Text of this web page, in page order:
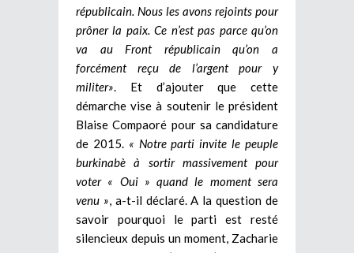
républicain. Nous les avons rejoints pour
prôner la paix. Ce n’est pas parce qu’on
va au Front républicain qu’on a
forcément reçu de l’argent pour y
militer» . Et d’ajouter que cette
démarche vise à soutenir le président
Blaise Compaoré pour sa candidature
de 2015. « Notre parti invite le peuple
burkinabè à sortir massivement pour
voter « Oui » quand le moment sera
venu » , a-t-il déclaré. A la question de
savoir pourquoi le parti est resté
silencieux depuis un moment, Zacharie